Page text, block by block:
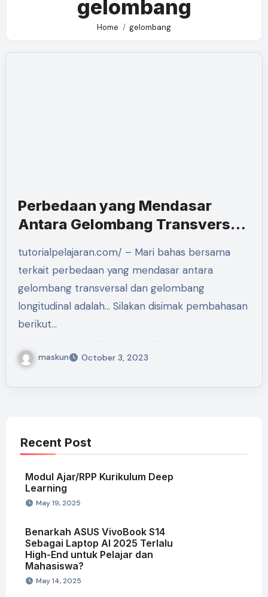
gelombang
Home gelombang
Perbedaan yang Mendasar
Antara Gelombang Transversal
Adalah…
tutorialpelajaran.com/ – Mari bahas bersama
terkait perbedaan yang mendasar antara
gelombang transversal dan gelombang
longitudinal adalah… Silakan disimak pembahasan
berikut…
maskun October 3, 2023
Recent Post
Modul Ajar/RPP Kurikulum Deep
Learning
May 19, 2025
Benarkah ASUS VivoBook S14
Sebagai Laptop AI 2025 Terlalu
High-End untuk Pelajar dan
Mahasiswa?
May 14, 2025